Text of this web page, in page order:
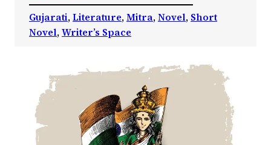
Gujarati, Literature, Mitra, Novel, Short
Novel, Writer’s Space